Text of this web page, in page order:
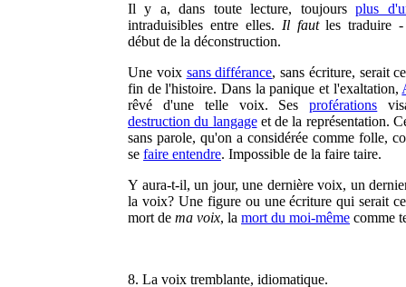
Il y a, dans toute lecture, toujoursplus
intraduisibles entre elles. Il fautles traduire -
début de la déconstruction.
Une voix sans différance, sans écriture, serait
fin de l'histoire. Dans la panique et l'exaltation,
rêvé d'une telle voix. Sesproférations
destruction du langageet de la représentation.
sans parole, qu'on a considérée comme folle,
se faire entendre. Impossible de la faire taire.
Y aura-t-il, un jour, une dernière voix, un
la voix? Une figure ou une écriture qui serait
mort de ma voix, la mort du moi-même comme
8. La voix tremblante, idiomatique.